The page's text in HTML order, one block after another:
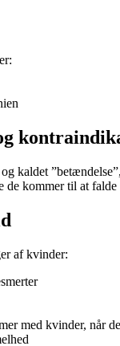
kaldet
de kommer til at falde
af kvinder:
med kvinder, når